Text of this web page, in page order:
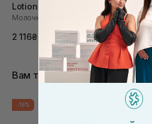
Lotion Rose 200 мл
Молочко для тіла з ароматом троянди
2 116₴
Вам також сподобається
-15%